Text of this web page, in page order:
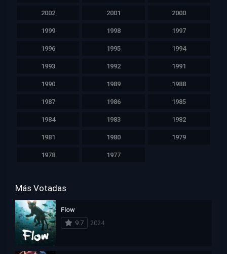
2002 2001 2000
1999 1998 1997
1996 1995 1994
1993 1992 1991
1990 1989 1988
1987 1986 1985
1984 1983 1982
1981 1980 1979
1978 1977
Más Votadas
Flow
9.7
2024